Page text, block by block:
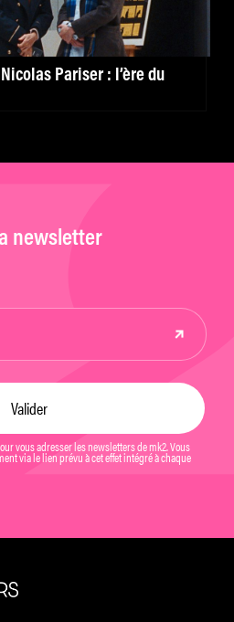
Pariser : l’ère du
newsletter
vous adresser les newsletters de mk2. Vous
via le lien prévu à cet effet intégré à chaque